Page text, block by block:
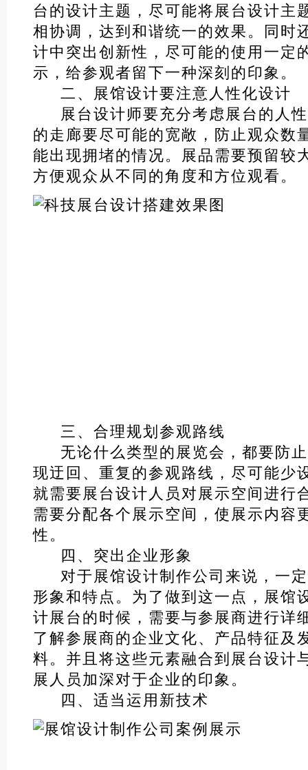
台的设计主题，尽可能将展台设计主
相协调，达到和谐统一的效果。同时
计中突出创新性，尽可能的使用一定
示，给参观者留下一种深刻的印象。
二、展馆设计要注意人性化设计
展台设计师要充分考虑展台的人性
的走廊要尽可能的宽敞，防止观众数
能出现拥堵的情况。展品需要预留较
方便观众从不同的角度和方位观看。
三、合理规划参观路线
无论什么类型的展览会，都要防止
现迂回、重复的参观路线，尽可能少
就需要展台设计人员对展示空间进行
需要分配各个展示空间，使展示内容
性。
四、突出企业形象
对于展馆设计制作公司来说，一定
形象和特点。为了做到这一点，展馆
计展台的时候，需要与参展商进行详
了解参展商的企业文化、产品特征及
料。并且将这些元素融合到展台设计
展人员加深对于企业的印象。
四、适当运用新技术